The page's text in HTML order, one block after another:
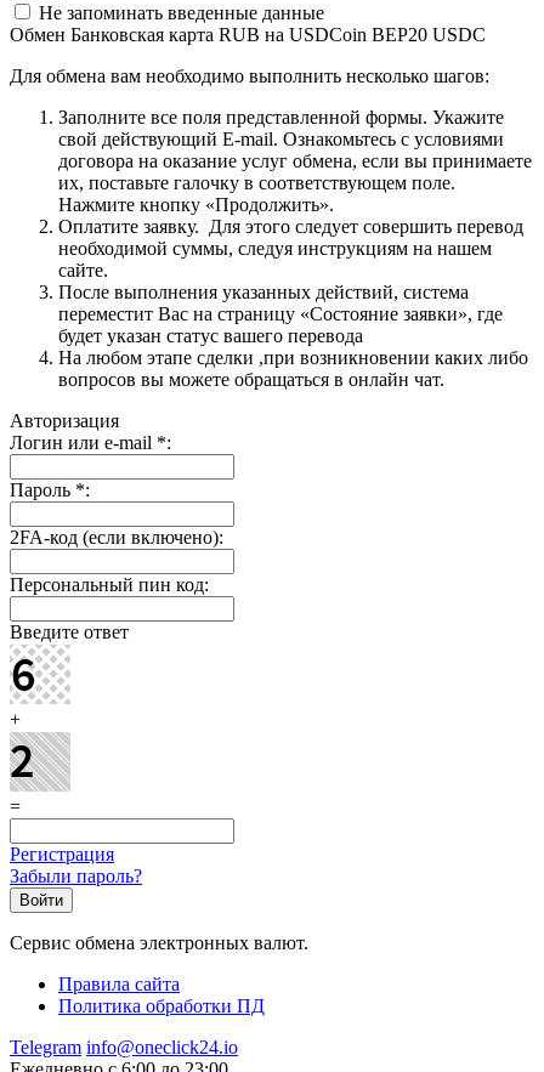
Не запоминать введенные данные
Обмен Банковская карта RUB на USDCoin BEP20 USDC
Для обмена вам необходимо выполнить несколько шагов:
Заполните все поля представленной формы. Укажите
свой действующий E-mail. Ознакомьтесь с условиями
договора на оказание услуг обмена, если вы принимаете
их, поставьте галочку в соответствующем поле.
Нажмите кнопку «Продолжить».
Оплатите заявку. Для этого следует совершить перевод
необходимой суммы, следуя инструкциям на нашем
сайте.
После выполнения указанных действий, система
переместит Вас на страницу «Состояние заявки», где
будет указан статус вашего перевода
На любом этапе сделки ,при возникновении каких либо
вопросов вы можете обращаться в онлайн чат.
Авторизация
Логин или e-mail *:
Пароль *:
2FA-код (если включено):
Персональный пин код:
Введите ответ
+
=
Регистрация
Забыли пароль?
Сервис обмена электронных валют.
Правила сайта
Политика обработки ПД
Telegram info@oneclick24.io